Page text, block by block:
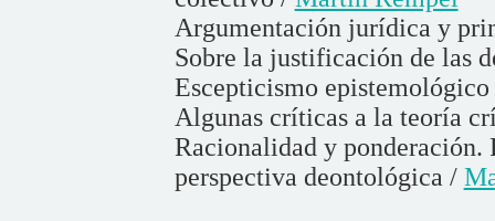
Argumentación jurídica y
Sobre la justificación de las
Escepticismo
Algunas críticas a la teoría
Racionalidad y ponderación.
perspectiva deontológica /